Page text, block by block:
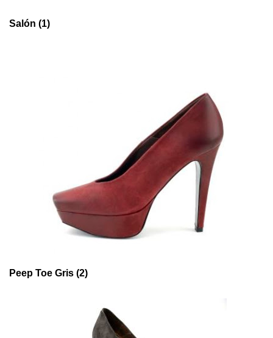
Salón (1)
Peep Toe Gris (2)